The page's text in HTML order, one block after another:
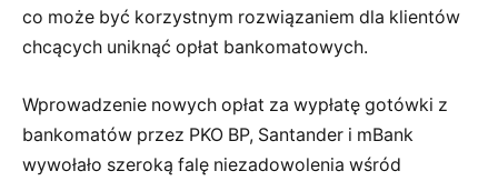
co może być korzystnym rozwiązaniem dla klientów
chcących uniknąć opłat bankomatowych.
Wprowadzenie nowych opłat za wypłatę gotówki z
bankomatów przez PKO BP, Santander i mBank
wywołało szeroką falę niezadowolenia wśród